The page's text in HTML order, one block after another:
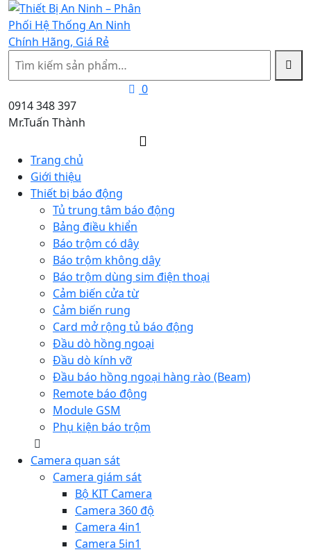
Tìm
kiếm
0
0914 348 397
Mr.Tuấn Thành
Trang chủ
Giới thiệu
Thiết bị báo động
Tủ trung tâm báo động
Bảng điều khiển
Báo trộm có dây
Báo trộm không dây
Báo trộm dùng sim điện thoại
Cảm biến cửa từ
Cảm biến rung
Card mở rộng tủ báo động
Đầu dò hồng ngoại
Đầu dò kính vỡ
Đầu báo hồng ngoại hàng rào (Beam)
Remote báo động
Module GSM
Phụ kiện báo trộm
Camera quan sát
Camera giám sát
Bộ KIT Camera
Camera 360 độ
Camera 4in1
Camera 5in1